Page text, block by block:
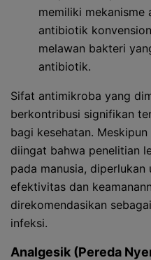
memiliki mekanisme
antibiotik
melawan bakteri
antibiotik.
Sifat antimikroba yang
berkontribusi signifikan
bagi kesehatan.
diingat bahwa penelitian
pada manusia,
efektivitas dan
direkomendasikan
infeksi.
Analgesik (Pereda